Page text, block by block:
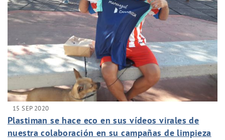
15 SEP 2020
Plastiman se hace eco en sus vídeos virales de
nuestra colaboración en su campañas de limpieza